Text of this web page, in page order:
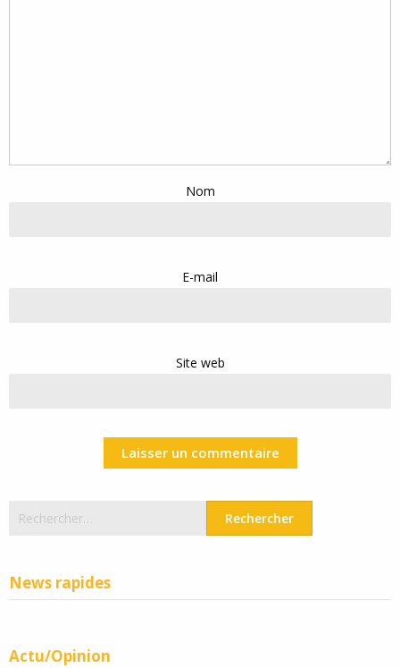
Nom
E-mail
Site web
News rapides
Actu/Opinion